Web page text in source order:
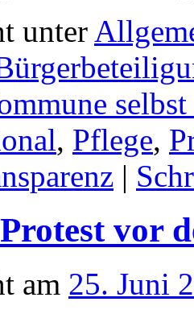
unter
, Pflege,
|
vor
am 25. Juni